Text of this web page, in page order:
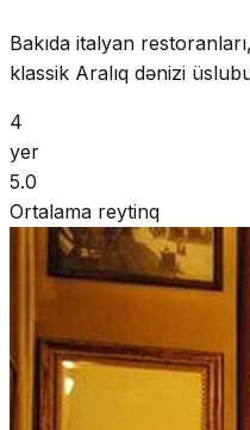
Bakıda italyan
klassik Aralıq dənizi
4
yer
5.0
Ortalama reytinq